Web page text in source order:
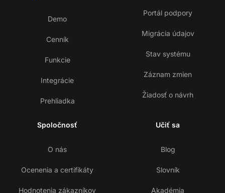
Demo
Cenník
Funkcie
Integrácie
Prehliadka
Portál podpory
Migrácia údajov
Stav systému
Záznam zmien
Žiadosť o návrh
Spoločnosť
O nás
Ocenenia a certifikáty
Hodnotenia zákazníkov
Učiť sa
Blog
Slovník
Akadémia